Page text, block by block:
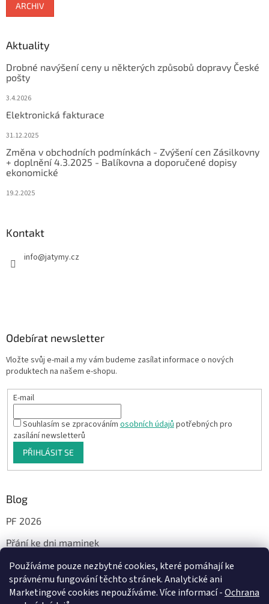
Používáme pouze nezbytné cookies, které pomáhají ke
správnému fungování těchto stránek. Analytické ani
Marketingové cookies nepoužíváme. Více informací -Ochrana
ARCHIV
Aktuality
Drobné navýšení ceny u některých způsobů dopravy České
pošty
3.4.2026
Elektronická fakturace
31.12.2025
Změna v obchodních podmínkách - Zvýšení cen Zásilkovny
+ doplnění 4.3.2025 - Balíkovna a doporučené dopisy
ekonomické
19.2.2025
Kontakt
info@jatymy.cz
Odebírat newsletter
Vložte svůj e-mail a my vám budeme zasílat informace o nových
produktech na našem e-shopu.
E-mail
Souhlasím se zpracovánímosobních údajůpotřebných pro
zasílání newsletterů
PŘIHLÁSIT SE
Blog
PF 2026
Přání ke dni maminek
Facebook